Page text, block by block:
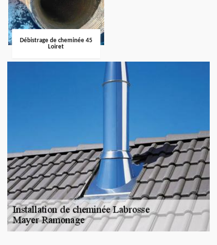
Débistrage de cheminée 45
Loiret